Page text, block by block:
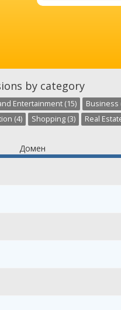
by category
Entertainment (15) Business
(4)
Shopping (3) Real
Домен